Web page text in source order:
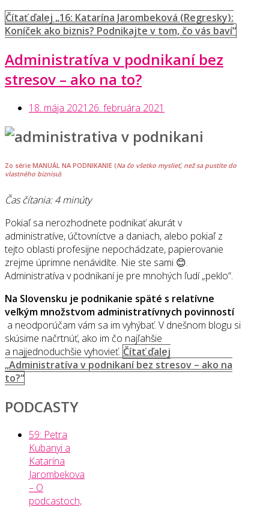
Čítať ďalej „16: Katarína Jarombeková (Regresky):
Koníček ako biznis? Podnikajte v tom, čo vás baví“
Administratíva v podnikaní bez
stresov – ako na to?
18. mája 2021 26. februára 2021
Zo série MANUÁL NA PODNIKANIE (Na čo všetko myslieť, než sa pustíte do
vlastného biznisu)
Čas čítania: 4 minúty
Pokiaľ sa nerozhodnete podnikať akurát v
administratíve, účtovníctve a daniach, alebo pokiaľ z
tejto oblasti profesijne nepochádzate, papierovanie
zrejme úprimne nenávidíte. Nie ste sami 😊.
Administratíva v podnikaní je pre mnohých ľudí „peklo“.
Na Slovensku je podnikanie späté s relatívne
veľkým množstvom administratívnych povinností
a neodporúčam vám sa im vyhýbať. V dnešnom blogu si
skúsime načrtnúť, ako im čo najľahšie
a najjednoduchšie vyhovieť. Čítať ďalej
„Administratíva v podnikaní bez stresov – ako na
to?“
PODCASTY
59: Petra
Kubanyi a
Katarína
Jarombekova
– O
podcastoch,